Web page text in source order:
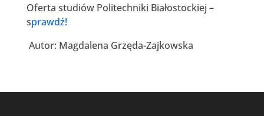
Oferta studiów Politechniki Białostockiej –
sprawdź!
Autor: Magdalena Grzęda-Zajkowska